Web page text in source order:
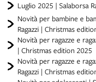
Luglio 2025 | Salaborsa
Novità per bambine e
Ragazzi | Christmas
Novità per ragazze e
| Christmas edition 2025
Novità per ragazze e
Ragazzi | Christmas